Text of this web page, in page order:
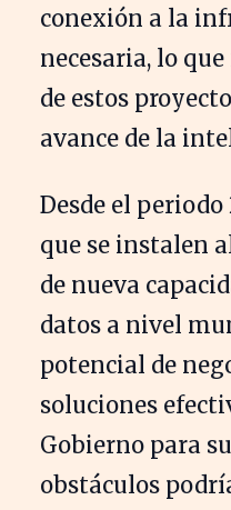
conexión a la
necesaria, lo
de estos
avance de la
Desde el periodo
que se instalen
de nueva
datos a nivel
potencial de
soluciones
Gobierno para
obstáculos